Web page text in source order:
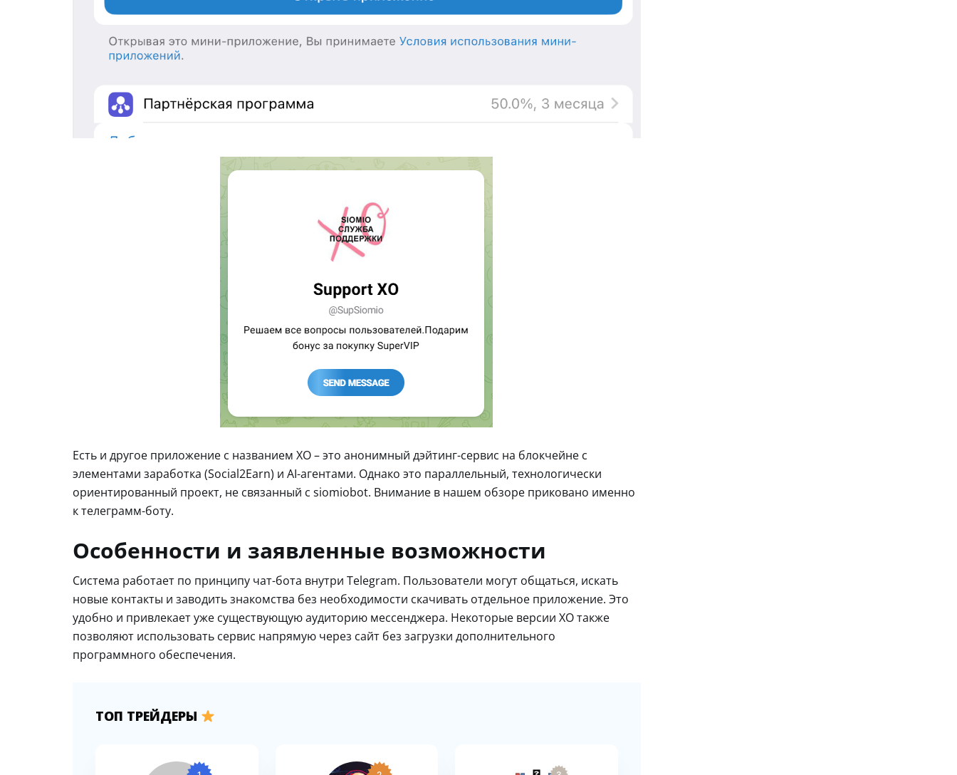
Есть и другое приложение с названием XO – это анонимный дэйтинг-сервис на блокчейне с
элементами заработка (Social2Earn) и AI-агентами. Однако это параллельный, технологически
ориентированный проект, не связанный с siomiobot. Внимание в нашем обзоре приковано именно
к телеграмм-боту.
Особенности и заявленные возможности
Система работает по принципу чат-бота внутри Telegram. Пользователи могут общаться, искать
новые контакты и заводить знакомства без необходимости скачивать отдельное приложение. Это
удобно и привлекает уже существующую аудиторию мессенджера. Некоторые версии XO также
позволяют использовать сервис напрямую через сайт без загрузки дополнительного
программного обеспечения.
ТОП ТРЕЙДЕРЫ